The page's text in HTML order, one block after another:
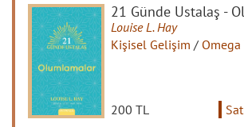
21 Günde Ustalaş -
Louise L. Hay
Kişisel Gelişim /Omega
200 TL